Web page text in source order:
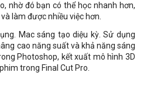
nhờ đó bạn có thể học nhanh hơn,
làm được nhiều việc hơn.
Mac sáng tạo diệu kỳ. Sử dụng
cao năng suất và khả năng sáng
Photoshop, kết xuất mô hình 3D
trong Final Cut Pro.